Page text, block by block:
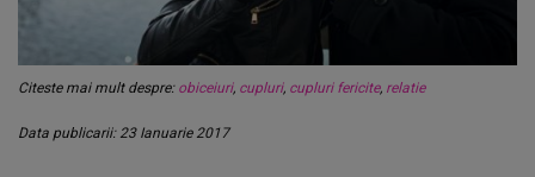
Citeste mai mult despre: obiceiuri, cupluri, cupluri fericite, relatie
Data publicarii: 23 Ianuarie 2017